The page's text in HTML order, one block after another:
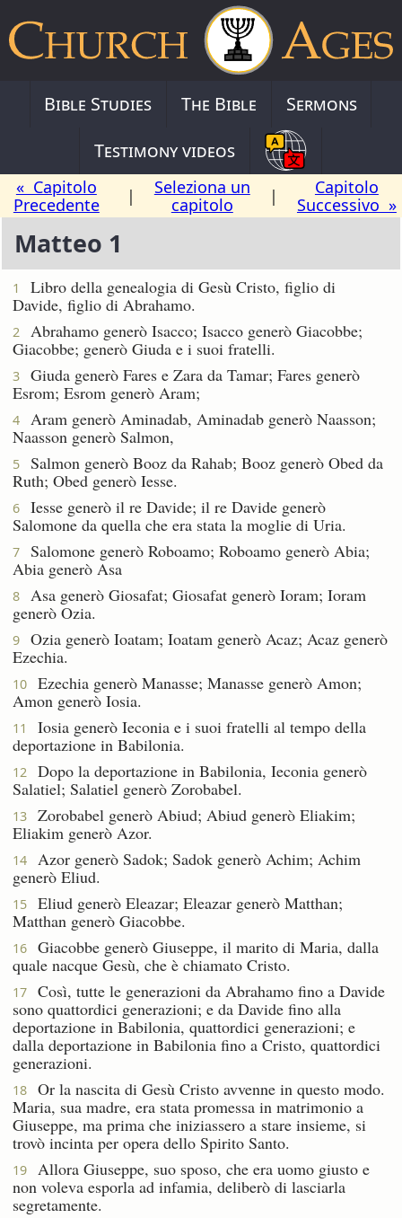
Bible Studies The Bible
Sermons
Testimony videos
« Capitolo
Precedente
|
Seleziona un
capitolo
|
Capitolo
Successivo »
Matteo 1
1
Libro della genealogia di Gesù Cristo, figlio di
Davide, figlio di Abrahamo.
2
Abrahamo generò Isacco; Isacco generò Giacobbe;
Giacobbe; generò Giuda e i suoi fratelli.
3
Giuda generò Fares e Zara da Tamar; Fares generò
Esrom; Esrom generò Aram;
4
Aram generò Aminadab, Aminadab generò Naasson;
Naasson generò Salmon,
5
Salmon generò Booz da Rahab; Booz generò Obed da
Ruth; Obed generò Iesse.
6
Iesse generò il re Davide; il re Davide generò
Salomone da quella che era stata la moglie di Uria.
7
Salomone generò Roboamo; Roboamo generò Abia;
Abia generò Asa
8
Asa generò Giosafat; Giosafat generò Ioram; Ioram
generò Ozia.
9
Ozia generò Ioatam; Ioatam generò Acaz; Acaz generò
Ezechia.
10
Ezechia generò Manasse; Manasse generò Amon;
Amon generò Iosia.
11
Iosia generò Ieconia e i suoi fratelli al tempo della
deportazione in Babilonia.
12
Dopo la deportazione in Babilonia, Ieconia generò
Salatiel; Salatiel generò Zorobabel.
13
Zorobabel generò Abiud; Abiud generò Eliakim;
Eliakim generò Azor.
14
Azor generò Sadok; Sadok generò Achim; Achim
generò Eliud.
15
Eliud generò Eleazar; Eleazar generò Matthan;
Matthan generò Giacobbe.
16
Giacobbe generò Giuseppe, il marito di Maria, dalla
quale nacque Gesù, che è chiamato Cristo.
17
Così, tutte le generazioni da Abrahamo fino a Davide
sono quattordici generazioni; e da Davide fino alla
deportazione in Babilonia, quattordici generazioni; e
dalla deportazione in Babilonia fino a Cristo, quattordici
generazioni.
18
Or la nascita di Gesù Cristo avvenne in questo modo.
Maria, sua madre, era stata promessa in matrimonio a
Giuseppe, ma prima che iniziassero a stare insieme, si
trovò incinta per opera dello Spirito Santo.
19
Allora Giuseppe, suo sposo, che era uomo giusto e
non voleva esporla ad infamia, deliberò di lasciarla
segretamente.